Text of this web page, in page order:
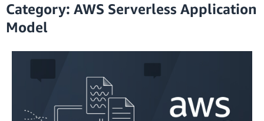
Ediciones
Category: AWS Serverless Application
Model